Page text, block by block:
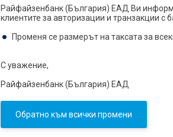
Райфайзенбанк (България) ЕАД Ви
клиентите за авторизации и транзакции с
Променя се размерът на таксата за
С уважение,
Райфайзенбанк (България) ЕАД
Обратно към всички промени